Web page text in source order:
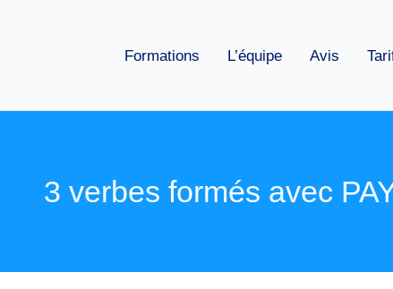
Formations L’équipe Avis
3 verbes formés avec